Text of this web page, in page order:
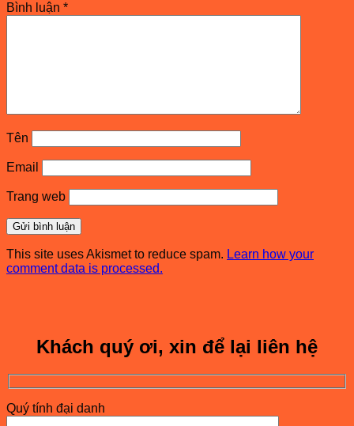
Bình luận *
Tên
Email
Trang web
This site uses Akismet to reduce spam. Learn how your
comment data is processed.
Khách quý ơi, xin để lại liên hệ
Quý tính đại danh